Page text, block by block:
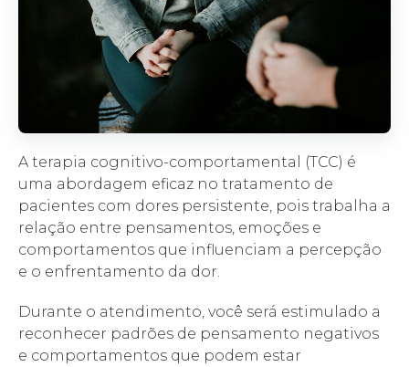
A terapia cognitivo-comportamental (TCC) é
uma abordagem eficaz no tratamento de
pacientes com dores persistente, pois trabalha a
relação entre pensamentos, emoções e
comportamentos que influenciam a percepção
e o enfrentamento da dor.
Durante o atendimento, você será estimulado a
reconhecer padrões de pensamento negativos
e comportamentos que podem estar